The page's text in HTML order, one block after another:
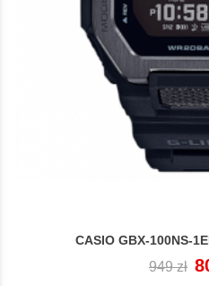
CASIO GBX-100NS-
Cena
949 zł